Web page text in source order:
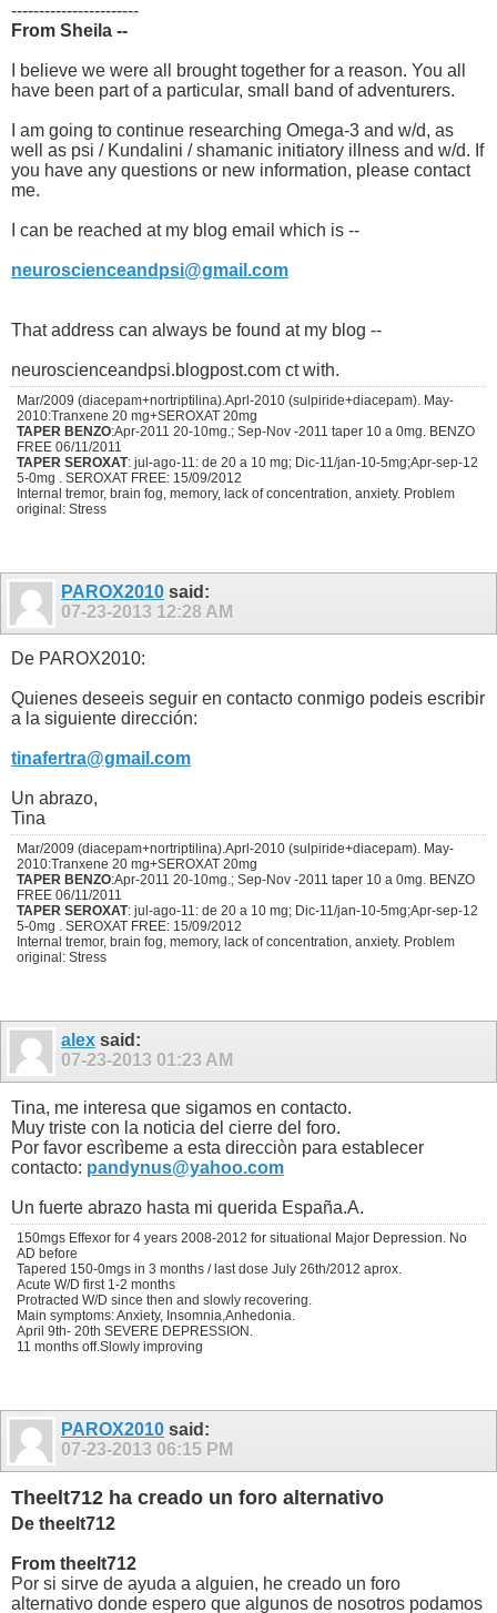
-----------------------
From Sheila --
I believe we were all brought together for a reason. You all
have been part of a particular, small band of adventurers.
I am going to continue researching Omega-3 and w/d, as
well as psi / Kundalini / shamanic initiatory illness and w/d. If
you have any questions or new information, please contact
me.
I can be reached at my blog email which is --
neuroscienceandpsi@gmail.com
That address can always be found at my blog --
neuroscienceandpsi.blogpost.com ct with.
Mar/2009 (diacepam+nortriptilina).Aprl-2010 (sulpiride+diacepam). May-
2010:Tranxene 20 mg+SEROXAT 20mg
TAPER BENZO:Apr-2011 20-10mg.; Sep-Nov -2011 taper 10 a 0mg. BENZO
FREE 06/11/2011
TAPER SEROXAT: jul-ago-11: de 20 a 10 mg; Dic-11/jan-10-5mg;Apr-sep-12
5-0mg . SEROXAT FREE: 15/09/2012
Internal tremor, brain fog, memory, lack of concentration, anxiety. Problem
original: Stress
PAROX2010 said:
07-23-2013 12:28 AM
De PAROX2010:
Quienes deseeis seguir en contacto conmigo podeis escribir
a la siguiente dirección:
tinafertra@gmail.com
Un abrazo,
Tina
Mar/2009 (diacepam+nortriptilina).Aprl-2010 (sulpiride+diacepam). May-
2010:Tranxene 20 mg+SEROXAT 20mg
TAPER BENZO:Apr-2011 20-10mg.; Sep-Nov -2011 taper 10 a 0mg. BENZO
FREE 06/11/2011
TAPER SEROXAT: jul-ago-11: de 20 a 10 mg; Dic-11/jan-10-5mg;Apr-sep-12
5-0mg . SEROXAT FREE: 15/09/2012
Internal tremor, brain fog, memory, lack of concentration, anxiety. Problem
original: Stress
alex said:
07-23-2013 01:23 AM
Tina, me interesa que sigamos en contacto.
Muy triste con la noticia del cierre del foro.
Por favor escrìbeme a esta direcciòn para establecer
contacto: pandynus@yahoo.com
Un fuerte abrazo hasta mi querida España.A.
150mgs Effexor for 4 years 2008-2012 for situational Major Depression. No
AD before
Tapered 150-0mgs in 3 months / last dose July 26th/2012 aprox.
Acute W/D first 1-2 months
Protracted W/D since then and slowly recovering.
Main symptoms: Anxiety, Insomnia,Anhedonia.
April 9th- 20th SEVERE DEPRESSION.
11 months off.Slowly improving
PAROX2010 said:
07-23-2013 06:15 PM
Theelt712 ha creado un foro alternativo
De theelt712
From theelt712
Por si sirve de ayuda a alguien, he creado un foro
alternativo donde espero que algunos de nosotros podamos